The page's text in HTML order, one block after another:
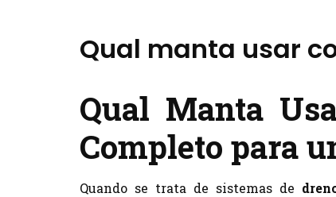
Qual manta usar
Qual Manta
Completo para
Quando se trata de sistemas de